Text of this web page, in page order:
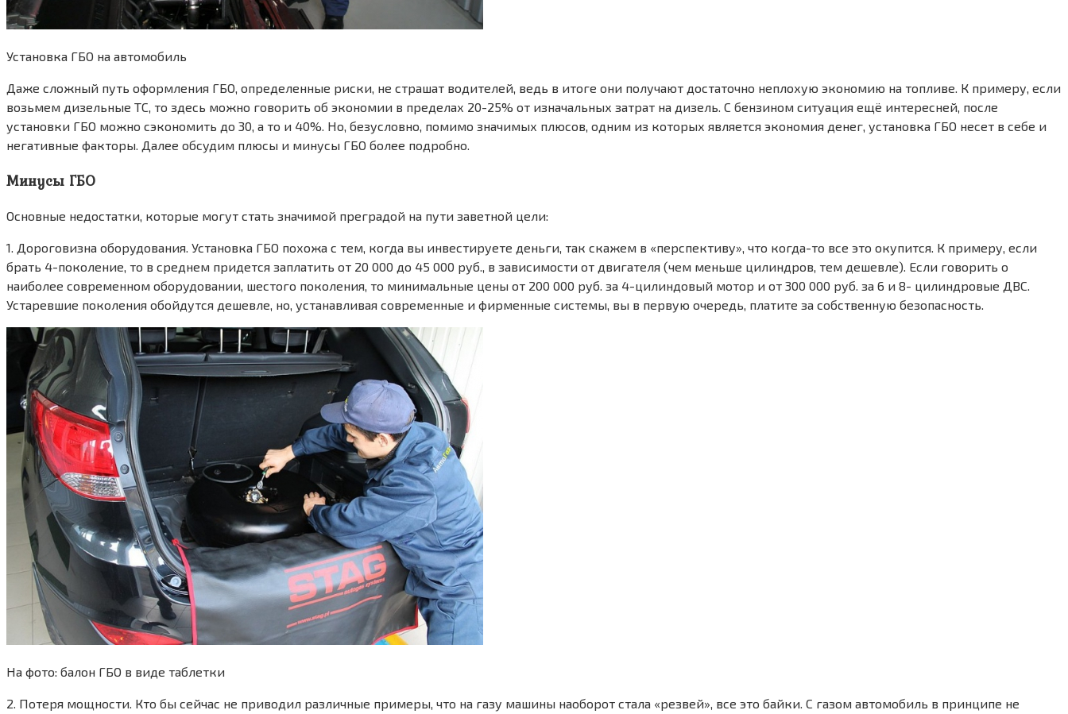
Установка ГБО на автомобиль
Даже сложный путь оформления ГБО, определенные риски, не страшат водителей, ведь в итоге они получают достаточно неплохую экономию на топливе. К примеру, если
возьмем дизельные ТС, то здесь можно говорить об экономии в пределах 20-25% от изначальных затрат на дизель. С бензином ситуация ещё интересней, после
установки ГБО можно сэкономить до 30, а то и 40%. Но, безусловно, помимо значимых плюсов, одним из которых является экономия денег, установка ГБО несет в себе и
негативные факторы. Далее обсудим плюсы и минусы ГБО более подробно.
Минусы ГБО
Основные недостатки, которые могут стать значимой преградой на пути заветной цели:
1. Дороговизна оборудования. Установка ГБО похожа с тем, когда вы инвестируете деньги, так скажем в «перспективу», что когда-то все это окупится. К примеру, если
брать 4-поколение, то в среднем придется заплатить от 20 000 до 45 000 руб., в зависимости от двигателя (чем меньше цилиндров, тем дешевле). Если говорить о
наиболее современном оборудовании, шестого поколения, то минимальные цены от 200 000 руб. за 4-цилиндовый мотор и от 300 000 руб. за 6 и 8- цилиндровые ДВС.
Устаревшие поколения обойдутся дешевле, но, устанавливая современные и фирменные системы, вы в первую очередь, платите за собственную безопасность.
На фото: балон ГБО в виде таблетки
2. Потеря мощности. Кто бы сейчас не приводил различные примеры, что на газу машины наоборот стала «резвей», все это байки. С газом автомобиль в принципе не